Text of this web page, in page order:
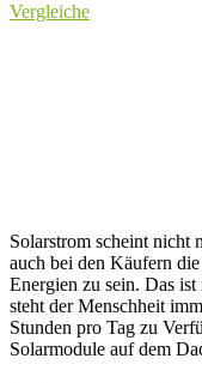
Vergleiche
Solarstrom scheint nicht
auch bei den Käufern
Energien zu sein. Das
steht der Menschheit
Stunden pro Tag zu
Solarmodule auf dem